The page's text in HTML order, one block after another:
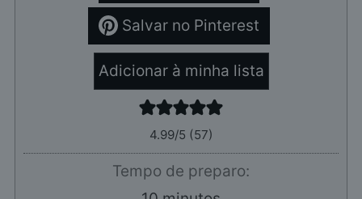
Salvar no Pinterest
Adicionar à minha lista
4.99/5 (57)
Tempo de preparo: